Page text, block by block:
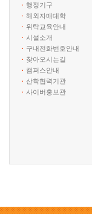
행정기구
해외자매대학
위탁교육안내
시설소개
구내전화번호안내
찾아오시는길
캠퍼스안내
산학협력기관
사이버홍보관